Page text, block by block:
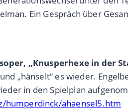
Ein Gespräch über
„Knusperhexe in der
„hänselt“ es wieder.
in den Spielplan
ahaensel5.htm